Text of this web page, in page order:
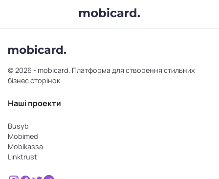
© 2026 - mobicard. Платформа для створення стильних
бізнес сторінок
Наші проекти
Busyb
Mobimed
Mobikassa
Linktrust